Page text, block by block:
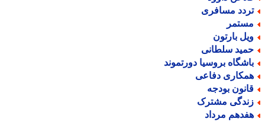
مسافری
بارتون
سلطانی
بروسیا دورتموند
دفاعی
بودجه
مشترک
مرداد